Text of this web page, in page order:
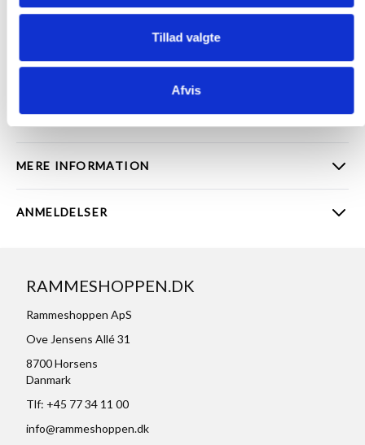
Tillad valgte
Afvis
rammen. Tip: Det er næsten altid det samme som frontglassets
Det maximale ydremål for dette passepartout er 81 x 101 cm.
Det er passepartoutens huludskæring i midtens mål og den del af
motivet, som man vil kunne se. Til hulmålet anbefaler vi, at man
MERE INFORMATION
ANMELDELSER
RAMMESHOPPEN.DK
Rammeshoppen ApS
Ove Jensens Allé 31
8700 Horsens
Danmark
Tlf: +45 77 34 11 00
info@rammeshoppen.dk